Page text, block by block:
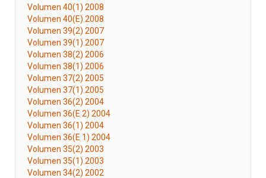
Volumen 40(1) 2008
Volumen 40(E) 2008
Volumen 39(2) 2007
Volumen 39(1) 2007
Volumen 38(2) 2006
Volumen 38(1) 2006
Volumen 37(2) 2005
Volumen 37(1) 2005
Volumen 36(2) 2004
Volumen 36(E 2) 2004
Volumen 36(1) 2004
Volumen 36(E 1) 2004
Volumen 35(2) 2003
Volumen 35(1) 2003
Volumen 34(2) 2002